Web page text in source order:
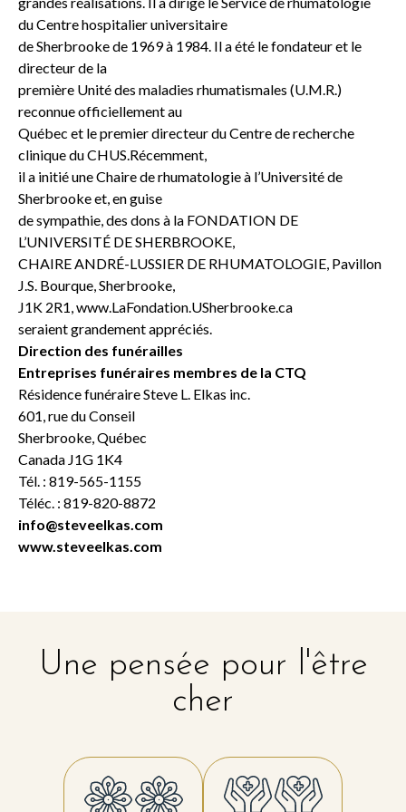
du Centre hospitalier universitaire
de Sherbrooke de 1969 à 1984. Il a été le fondateur et le
directeur de la
première Unité des maladies rhumatismales (U.M.R.)
reconnue officiellement au
Québec et le premier directeur du Centre de recherche
clinique du CHUS.Récemment,
il a initié une Chaire de rhumatologie à l’Université de
Sherbrooke et, en guise
de sympathie, des dons à la FONDATION DE
L’UNIVERSITÉ DE SHERBROOKE,
CHAIRE ANDRÉ-LUSSIER DE RHUMATOLOGIE, Pavillon
J.S. Bourque, Sherbrooke,
J1K 2R1, www.LaFondation.USherbrooke.ca
seraient grandement appréciés.
Direction des funérailles
Entreprises funéraires membres de la CTQ
Résidence funéraire Steve L. Elkas inc.
601, rue du Conseil
Sherbrooke, Québec
Canada J1G 1K4
Tél. : 819-565-1155
Téléc. : 819-820-8872
info@steveelkas.com
www.steveelkas.com
Une pensée pour l'être
cher